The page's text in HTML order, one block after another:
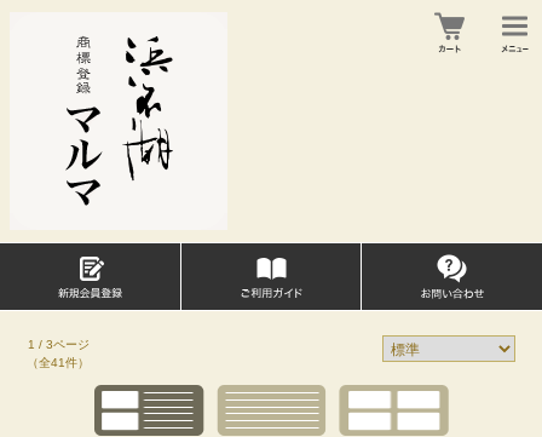
1 / 3ページ
（全41件）